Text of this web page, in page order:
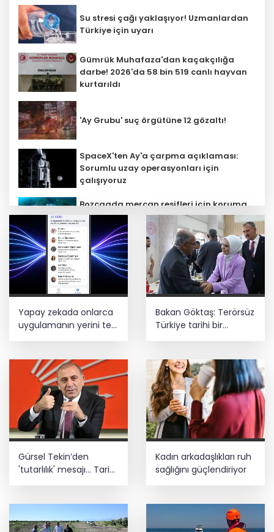
Su stresi çağı yaklaşıyor! Uzmanlardan
Türkiye için uyarı
Gümrük Muhafaza'dan kaçakçılığa
darbe! 2026'da 58 bin 519 canlı hayvan
kurtarıldı
'Ay Grubu' suç örgütüne 12 gözaltı!
SpaceX'ten Ay'a çarpma açıklaması:
Sorumlu uzay operasyonları için
çalışıyoruz
Bozcaada mercan resifleri için koruma
seferberliği... 180 deniz canlısı türü kayıt
altına alındı
Teröristler teslim olmaya devam
ediyor... Hudutlarda 490 kişi yakalandı
Kayseri Büyükşehir gökyüzü tutkunlarını
Erciyes'te buluşturacak
'Terörsüz Türkiye'
Yapay zekada onlarca
uygulamanın yerini tek
Bakan Göktaş: Terörsüz
Türkiye tarihi bir
Gürsel Tekin’den
'tutarlılık' mesajı... Tarihi
meselelerde pusula
Kadın arkadaşlıkları ruh
sağlığını güçlendiriyor